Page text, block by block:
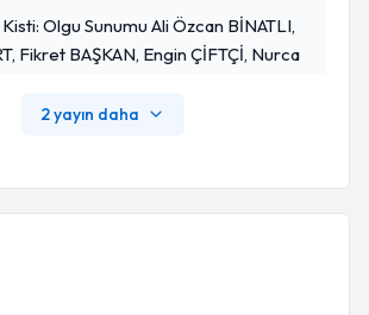
Olgu Sunumu Ali Özcan BİNATLI,
Fikret BAŞKAN, Engin ÇİFTÇİ, Nurca
2 yayın daha